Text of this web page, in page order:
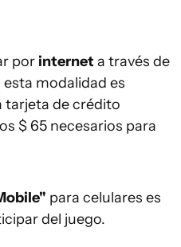
por internet a través de
esta modalidad es
tarjeta de crédito
$ 65 necesarios para
para celulares es
del juego.